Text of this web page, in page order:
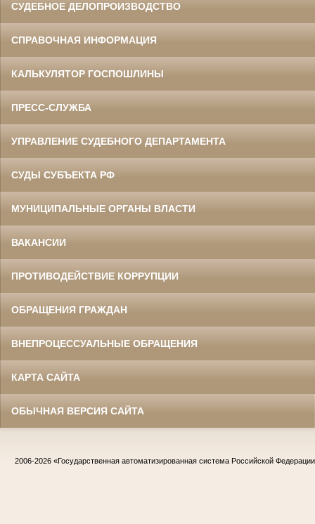
СУДЕБНОЕ ДЕЛОПРОИЗВОДСТВО
СПРАВОЧНАЯ ИНФОРМАЦИЯ
КАЛЬКУЛЯТОР ГОСПОШЛИНЫ
ПРЕСС-СЛУЖБА
УПРАВЛЕНИЕ СУДЕБНОГО ДЕПАРТАМЕНТА
СУДЫ СУБЪЕКТА РФ
МУНИЦИПАЛЬНЫЕ ОРГАНЫ ВЛАСТИ
ВАКАНСИИ
ПРОТИВОДЕЙСТВИЕ КОРРУПЦИИ
ОБРАЩЕНИЯ ГРАЖДАН
ВНЕПРОЦЕССУАЛЬНЫЕ ОБРАЩЕНИЯ
КАРТА САЙТА
ОБЫЧНАЯ ВЕРСИЯ САЙТА
2006-2026 «Государственная автоматизированная система Российской